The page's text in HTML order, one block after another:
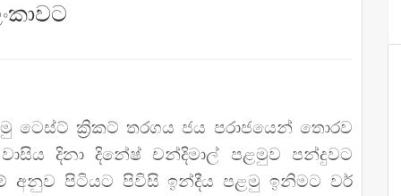
ටෙස්ට් ක්‍රිකට් තරගය ජය පරාජයෙන් තොරව
දිනා දිනේෂ් චන්දිමාල් පළමුව පන්දුවට
අනුව පිටියට පිවිසි ඉන්දීය පළමු ඉනිමට වර්